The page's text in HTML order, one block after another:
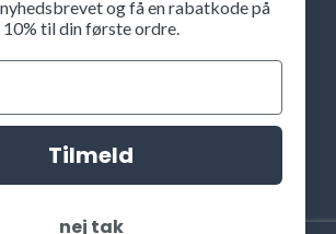
PRIVATLIVSPOLITIK
og få en rabatkode på
10% til din første ordre.
Tilmeld
nej tak